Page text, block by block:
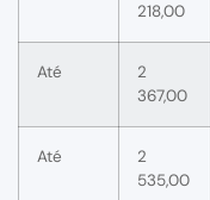
218,00
Até
2
367,00
Até
2
535,00